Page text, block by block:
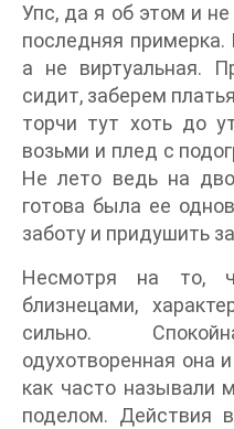
Упс, да я об этом и
последняя
а не виртуальная.
сидит, заберем
торчи тут хоть до
возьми и плед с
Не лето ведь на
готова была ее
заботу и придушить
Несмотря на то,
близнецами,
сильно.
одухотворенная она
как часто называли
поделом. Действия